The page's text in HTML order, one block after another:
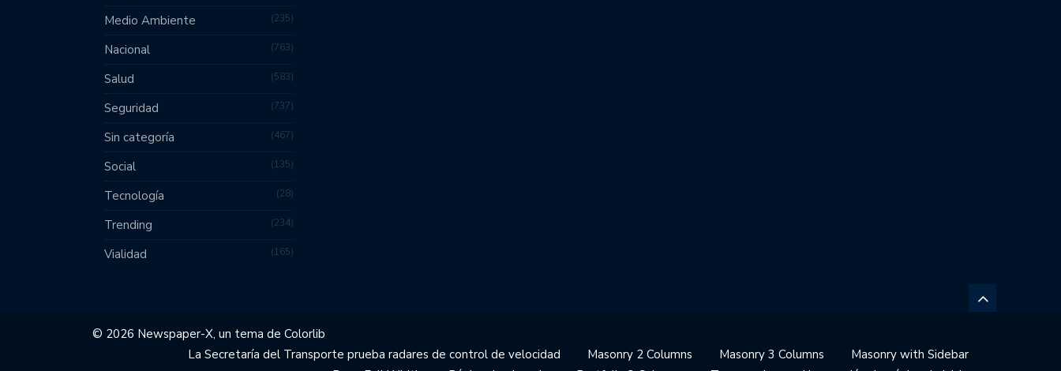
Medio Ambiente 235
Nacional 763
Salud 583
Seguridad 737
Sin categoría 467
Social 135
Tecnología 28
Trending 234
Vialidad 165
© 2026 Newspaper-X, un tema de Colorlib
La Secretaría del Transporte prueba radares de control de velocidad
Masonry 2 Columns Masonry 3 Columns
Masonry with Sidebar